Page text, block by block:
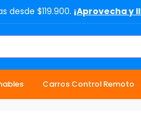
desde $119.900. ¡Aprovecha y
Carros Control Remoto